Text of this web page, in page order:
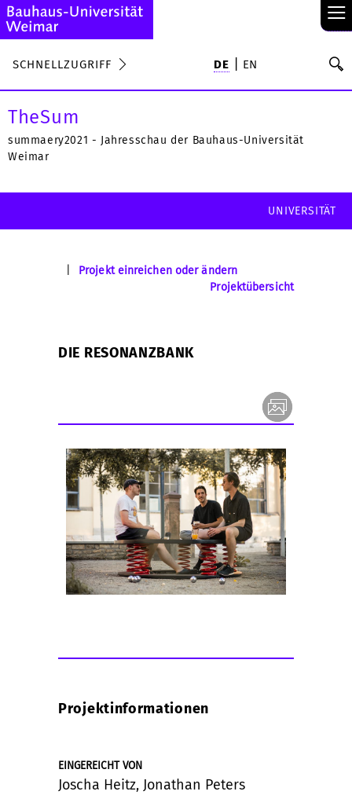
≡
SCHNELLZUGRIFF DE EN
TheSum
summaery2021 - Jahresschau der Bauhaus-Universität
Weimar
UNIVERSITÄT
Projekt einreichen oder ändern
Projektübersicht
DIE RESONANZBANK
Projektinformationen
EINGEREICHT VON
Joscha Heitz, Jonathan Peters